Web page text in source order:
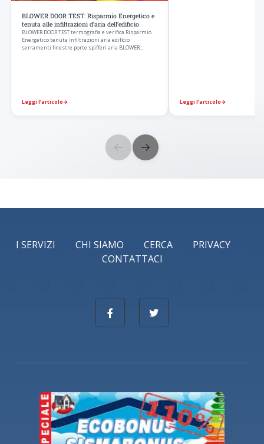
BLOWER DOOR TEST: Risparmio Energetico e
tenuta alle infiltrazioni d’aria dell’edificio
BLOWER DOOR TEST termografia e verifica Risparmio
Energetico tenuta infiltrazioni aria edificio
serramenti finestre porte spifferi aria BLOWER
Leggi l’articolo→ Leggi l’articolo→
← →
I SERVIZI CHI SIAMO CERCA
PRIVACY
CONTATTACI